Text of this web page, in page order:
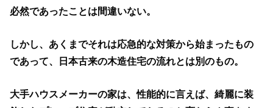
必然であったことは間違いない。
しかし、あくまでそれは応急的な対策から始まったもの
であって、日本古来の木造住宅の流れとは別のもの。
大手ハウスメーカーの家は、性能的に言えば、綺麗に装